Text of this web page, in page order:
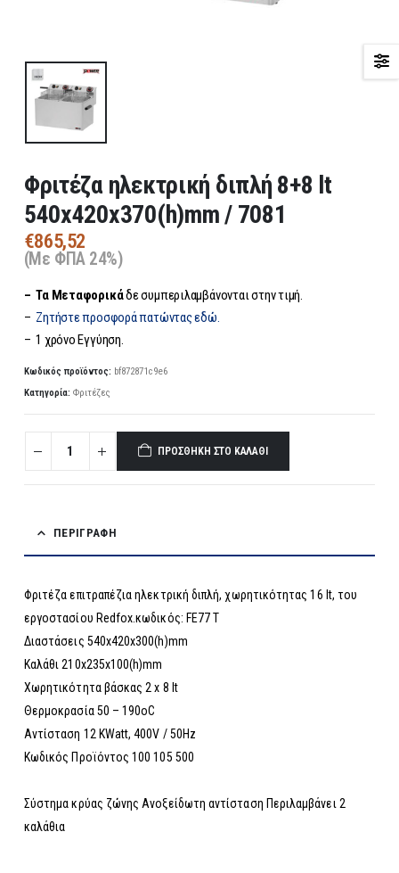
Φριτέζα ηλεκτρική διπλή 8+8 lt
540x420x370(h)mm / 7081
€865,52
(Με ΦΠΑ 24%)
– Τα Μεταφορικάδε συμπεριλαμβάνονται στην τιμή.
– Ζητήστε προσφορά πατώντας εδώ.
– 1 χρόνο Εγγύηση.
Κωδικός προϊόντος: bf872871c9e6
Κατηγορία: Φριτέζες
ΠΡΟΣΘΉΚΗ ΣΤΟ ΚΑΛΆΘΙ
ΠΕΡΙΓΡΑΦΉ
Φριτέζα επιτραπέζια ηλεκτρική διπλή, χωρητικότητας 16 lt, του
εργοστασίου Redfox.κωδικός: FE77 T
Διαστάσεις 540x420x300(h)mm
Καλάθι 210x235x100(h)mm
Χωρητικότητα βάσκας 2 x 8 lt
Θερμοκρασία 50 – 190οC
Αντίσταση 12 KWatt, 400V / 50Hz
Κωδικός Προϊόντος 100 105 500
Σύστημα κρύας ζώνης Ανοξείδωτη αντίσταση Περιλαμβάνει 2
καλάθια